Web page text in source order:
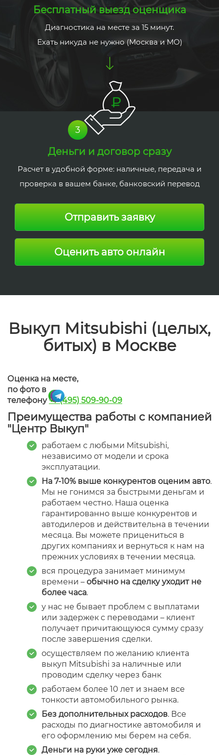
Бесплатный выезд оценщика
Диагностика на месте за 15 минут.
Ехать никуда не нужно (Москва и МО)
3
Деньги и договор сразу
Расчет в удобной форме: наличные, передача и
проверка в вашем банке, банковский перевод
Отправить заявку
Оценить авто онлайн
Выкуп Mitsubishi (целых,
битых) в Москве
Оценка на месте,
по фото в
,
телефону+7 (495) 509-90-09
Преимущества работы с компанией
"Центр Выкуп"
работаем с любыми Mitsubishi,
независимо от модели и срока
эксплуатации.
На 7-10% выше конкурентов оценим авто.
Мы не гонимся за быстрыми деньгам и
работаем честно. Наша оценка
гарантированно выше конкурентов и
автодилеров и действительна в течении
месяца. Вы можете прицениться в
других компаниях и вернуться к нам на
прежних условиях в течении месяца.
вся процедура занимает минимум
времени – обычно на сделку уходит не
более часа.
у нас не бывает проблем с выплатами
или задержек с переводами – клиент
получает причитающуюся сумму сразу
после завершения сделки.
осуществляем по желанию клиента
выкуп Mitsubishi за наличные или
проводим сделку через банк
работаем более 10 лет и знаем все
тонкости автомобильного рынка.
Без дополнительных расходов. Все
расходы по диагностике автомобиля и
его оформлению мы берем на себя.
Деньги на руки уже сегодня.